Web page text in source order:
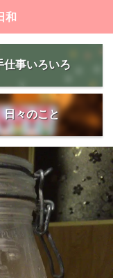
和
仕事いろいろ
日々のこと